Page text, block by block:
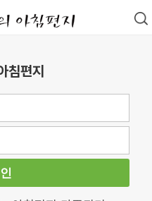
침편지